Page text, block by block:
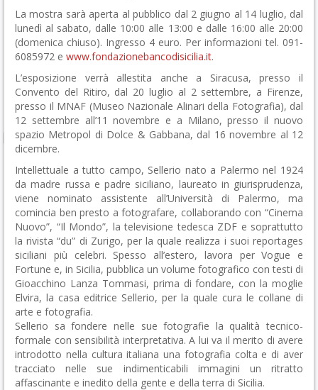
La mostra sarà aperta al pubblico dal 2 giugno al 14 luglio, dal
lunedì al sabato, dalle 10:00 alle 13:00 e dalle 16:00 alle 20:00
(domenica chiuso). Ingresso 4 euro. Per informazioni tel. 091-
6085972 e www.fondazionebancodisicilia.it.
L’esposizione verrà allestita anche a Siracusa, presso il
Convento del Ritiro, dal 20 luglio al 2 settembre, a Firenze,
presso il MNAF (Museo Nazionale Alinari della Fotografia), dal
12 settembre all’11 novembre e a Milano, presso il nuovo
spazio Metropol di Dolce & Gabbana, dal 16 novembre al 12
dicembre.
Intellettuale a tutto campo, Sellerio nato a Palermo nel 1924
da madre russa e padre siciliano, laureato in giurisprudenza,
viene nominato assistente all’Università di Palermo, ma
comincia ben presto a fotografare, collaborando con “Cinema
Nuovo”, “Il Mondo”, la televisione tedesca ZDF e soprattutto
la rivista “du” di Zurigo, per la quale realizza i suoi reportages
siciliani più celebri. Spesso all’estero, lavora per Vogue e
Fortune e, in Sicilia, pubblica un volume fotografico con testi di
Gioacchino Lanza Tommasi, prima di fondare, con la moglie
Elvira, la casa editrice Sellerio, per la quale cura le collane di
arte e fotografia.
Sellerio sa fondere nelle sue fotografie la qualità tecnico-
formale con sensibilità interpretativa. A lui va il merito di avere
introdotto nella cultura italiana una fotografia colta e di aver
tracciato nelle sue indimenticabili immagini un ritratto
affascinante e inedito della gente e della terra di Sicilia.